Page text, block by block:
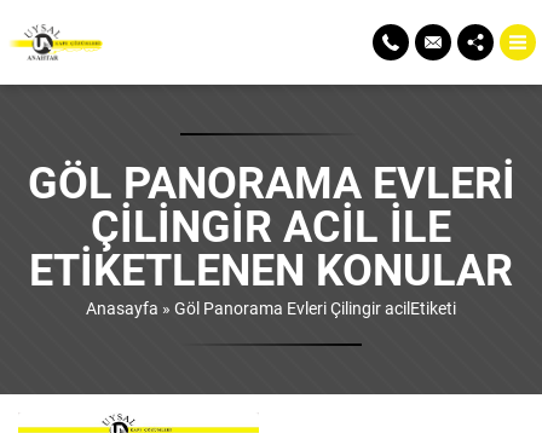
GÖL PANORAMA EVLERI
ÇILINGIR ACIL ILE
ETIKETLENEN KONULAR
Anasayfa » Göl Panorama Evleri Çilingir acilEtiketi